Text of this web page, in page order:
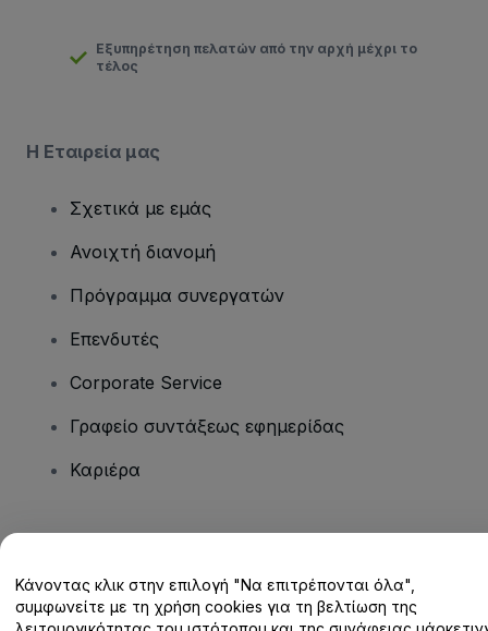
Εξυπηρέτηση πελατών από την αρχή μέχρι το
τέλος
Η Εταιρεία μας
Σχετικά με εμάς
Ανοιχτή διανομή
Πρόγραμμα συνεργατών
Επενδυτές
Corporate Service
Γραφείο συντάξεως εφημερίδας
Καριέρα
Κέντρο βοήθειας / Επικοινωνήστε μαζί μας
Κάνοντας κλικ στην επιλογή "Να επιτρέπονται όλα",
συμφωνείτε με τη χρήση cookies για τη βελτίωση της